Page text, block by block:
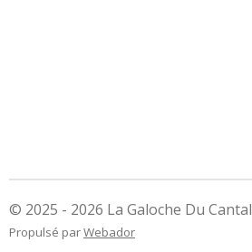
© 2025 - 2026 La Galoche Du Cantal
Propulsé parWebador